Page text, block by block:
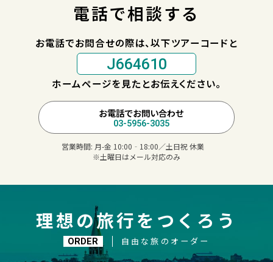
電話で相談する
お電話でお問合せの際は、以下ツアーコードと
J664610
ホームページを見たとお伝えください。
お電話でお問い合わせ
03-5956-3035
営業時間: 月-金 10:00‐18:00／土日祝 休業
※土曜日はメール対応のみ
理想の旅行をつくろう
ORDER 自由な旅のオーダー